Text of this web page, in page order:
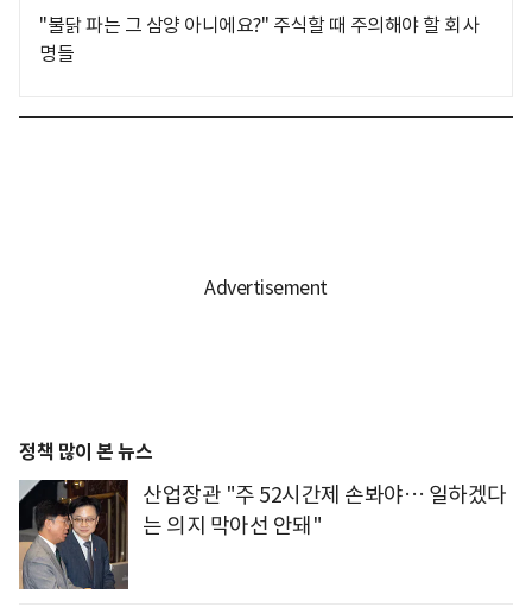
"불닭 파는 그 삼양 아니에요?" 주식할 때 주의해야 할 회사
명들
정책 많이 본 뉴스
산업장관 "주 52시간제 손봐야… 일하겠다
는 의지 막아선 안돼"